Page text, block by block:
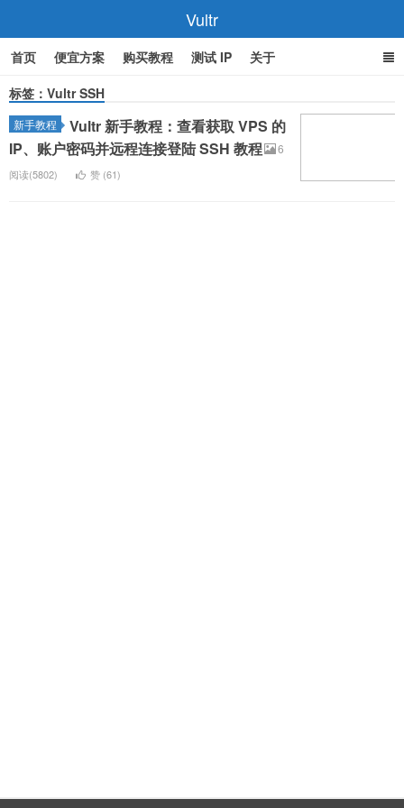
Vultr
首页 便宜方案 购买教程 测试 IP
关于
标签：Vultr SSH
新手教程
Vultr 新手教程：查看获取 VPS 的
IP、账户密码并远程连接登陆 SSH 教程
6
阅读(5802) 赞 (61)